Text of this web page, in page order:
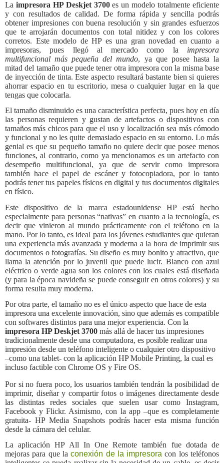
La impresora HP Deskjet 3700es un modelo totalmente eficiente
y con resultados de calidad. De forma rápida y sencilla podrás
obtener impresiones con buena resolución y sin grandes esfuerzos
que te arrojarán documentos con total nitidez y con los colores
corretos. Este modelo de HP es una gran novedad en cuanto a
impresoras, pues llegó al mercado como la impresora
multifuncional más pequeña del mundo, ya que posee hasta la
mitad del tamaño que puede tener otra impresora con la misma base
de inyección de tinta. Este aspecto resultará bastante bien si quieres
ahorrar espacio en tu escritorio, mesa o cualquier lugar en la que
tengas que colocarla.
El tamaño disminuido es una característica perfecta, pues hoy en día
las personas requieren y gustan de artefactos o dispositivos con
tamaños más chicos para que el uso y localización sea más cómodo
y funcional y no les quite demasiado espacio en su entorno. Lo más
genial es que su pequeño tamaño no quiere decir que posee menos
funciones, al contrario, como ya mencionamos es un artefacto con
desempeño multifuncional, ya que de servir como impresora
también hace el papel de escáner y fotocopiadora, por lo tanto
podrás tener tus papeles físicos en digital y tus documentos digitales
en físico.
Este dispositivo de la marca estadounidense HP está hecho
especialmente para personas “nativas” en cuanto a la tecnología, es
decir que vinieron al mundo prácticamente con el teléfono en la
mano. Por lo tanto, es ideal para los jóvenes estudiantes que quieran
una experiencia más avanzada y moderna a la hora de imprimir sus
documentos o fotografías. Su diseño es muy bonito y atractivo, que
llama la atención por lo juvenil que puede lucir. Blanco con azul
eléctrico o verde agua son los colores con los cuales está diseñada
(y para la época navideña se puede conseguir en otros colores) y su
forma resulta muy moderna.
Por otra parte, el tamaño no es el único aspecto que hace de esta
impresora una excelente innovación, sino que además es compatible
con softwares distintos para una mejor experiencia. Con la
impresora HP Deskjet 3700 más allá de hacer tus impresiones
tradicionalmente desde una computadora, es posible realizar una
impresión desde un teléfono inteligente o cualquier otro dispositivo
–como una tablet- con la aplicación HP Mobile Printing, la cual es
incluso factible con Chrome OS y Fire OS.
Por si no fuera poco, los usuarios también tendrán la posibilidad de
imprimir, diseñar y compartir fotos o imágenes directamente desde
las distintas redes sociales que suelen usar como Instagram,
Facebook y Flickr. Asimismo, con la app –que es completamente
gratuita- HP Media Snapshots podrás hacer esta misma función
desde la cámara del celular.
La aplicación HP All In One Remote también fue dotada de
mejoras para que laconexión de la impresora con los teléfonos